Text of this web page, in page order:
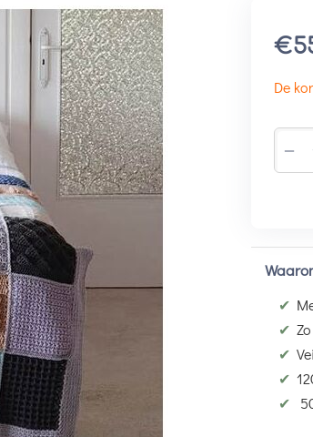
€
De
−
✔
✔
✔
✔
✔